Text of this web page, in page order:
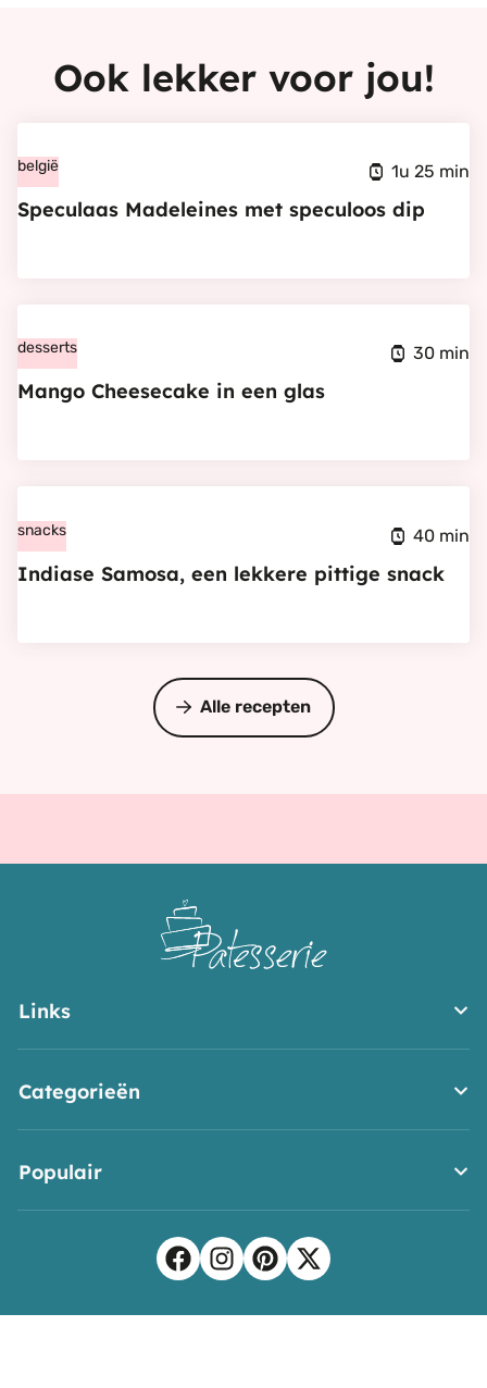
Ook lekker voor jou!
Speculaas
Madeleines
met
belgië 1u 25 min
Speculaas Madeleines met speculoos dip
Mango
Cheesecake
desserts 30 min
Mango Cheesecake in een glas
Indiase
Samosa,
snacks 40 min
Indiase Samosa, een lekkere pittige snack
Alle recepten
Links
Categorieën
Populair